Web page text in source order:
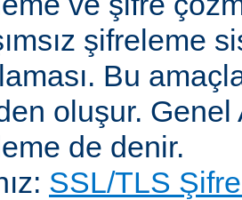
şifreleme
Bu
oluşur. Genel
de denir.
SSL/TLS